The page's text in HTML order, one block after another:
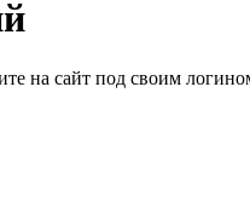
на сайт под своим